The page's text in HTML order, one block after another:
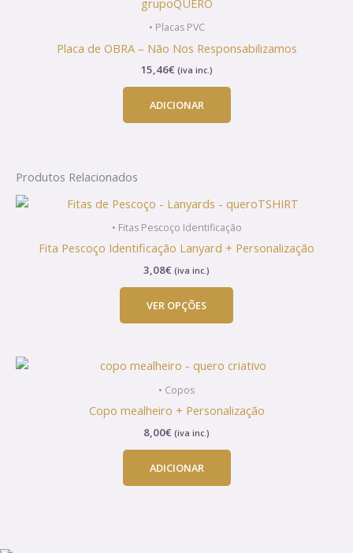
• Placas PVC
Placa de OBRA – Não Nos Responsabilizamos
15,46€ (iva inc.)
ADICIONAR
Produtos Relacionados
• Fitas Pescoço Identificação
Fita Pescoço Identificação Lanyard + Personalização
3,08€ (iva inc.)
VER OPÇÕES
This
product
multiple
The
chosen
product
• Copos
Copo mealheiro + Personalização
8,00€ (iva inc.)
ADICIONAR